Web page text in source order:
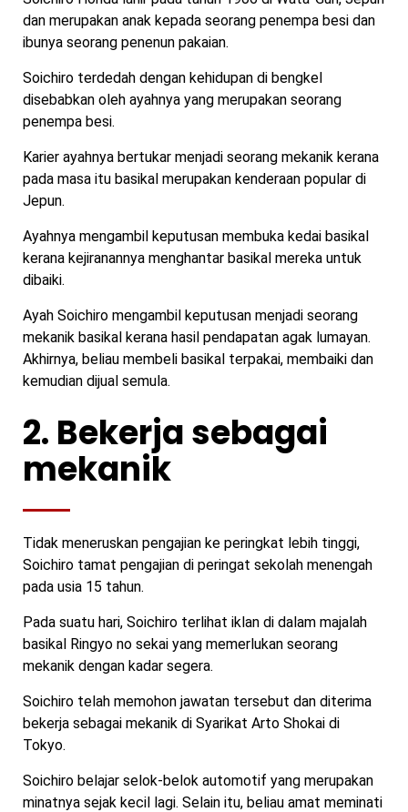
dan merupakan anak kepada seorang penempa besi dan
ibunya seorang penenun pakaian.
Soichiro terdedah dengan kehidupan di bengkel
disebabkan oleh ayahnya yang merupakan seorang
penempa besi.
Karier ayahnya bertukar menjadi seorang mekanik kerana
pada masa itu basikal merupakan kenderaan popular di
Jepun.
Ayahnya mengambil keputusan membuka kedai basikal
kerana kejiranannya menghantar basikal mereka untuk
dibaiki.
Ayah Soichiro mengambil keputusan menjadi seorang
mekanik basikal kerana hasil pendapatan agak lumayan.
Akhirnya, beliau membeli basikal terpakai, membaiki dan
kemudian dijual semula.
2. Bekerja sebagai
mekanik
Tidak meneruskan pengajian ke peringkat lebih tinggi,
Soichiro tamat pengajian di peringat sekolah menengah
pada usia 15 tahun.
Pada suatu hari, Soichiro terlihat iklan di dalam majalah
basikal Ringyo no sekai yang memerlukan seorang
mekanik dengan kadar segera.
Soichiro telah memohon jawatan tersebut dan diterima
bekerja sebagai mekanik di Syarikat Arto Shokai di
Tokyo.
Soichiro belajar selok-belok automotif yang merupakan
minatnya sejak kecil lagi. Selain itu, beliau amat meminati